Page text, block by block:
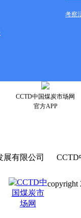
考察
CCTD中国煤炭市场网
官方APP
展有限公司
copyright